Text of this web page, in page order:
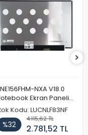
NE156FHM-NXA V18.0
Ekran Paneli
144Hz
Kodu: LUCNLF83NF
%32
4.115,62 TL
2.781,52 TL